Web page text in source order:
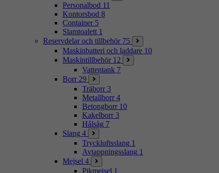
Personalbod 11
Kontorsbod 8
Container 5
Slamtoalett 1
Reservdelar och tillbehör 75
Maskinbatteri och laddare 10
Maskintillbehör 12
Vattentank 7
Borr 29
Träborr 3
Metallborr 4
Betongborr 10
Kakelborr 3
Hålsåg 7
Slang 4
Tryckluftsslang 1
Avtappningsslang 1
Mejsel 4
Pikmejsel 1